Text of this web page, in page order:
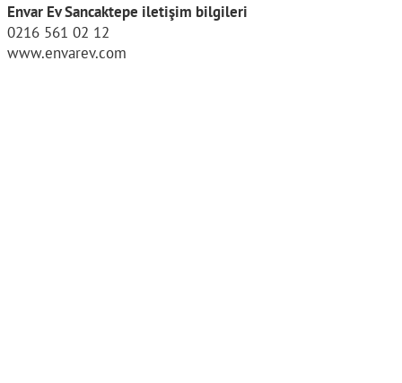
Envar Ev Sancaktepe iletişim bilgileri
0216 561 02 12
www.envarev.com